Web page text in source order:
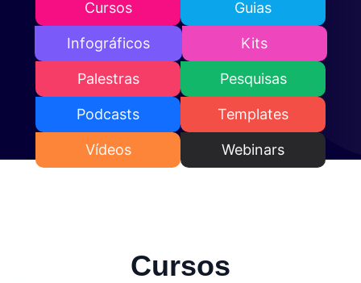
Cursos Guias
Infográficos Kits
Palestras Pesquisas
Podcasts Templates
Vídeos Webinars
Cursos